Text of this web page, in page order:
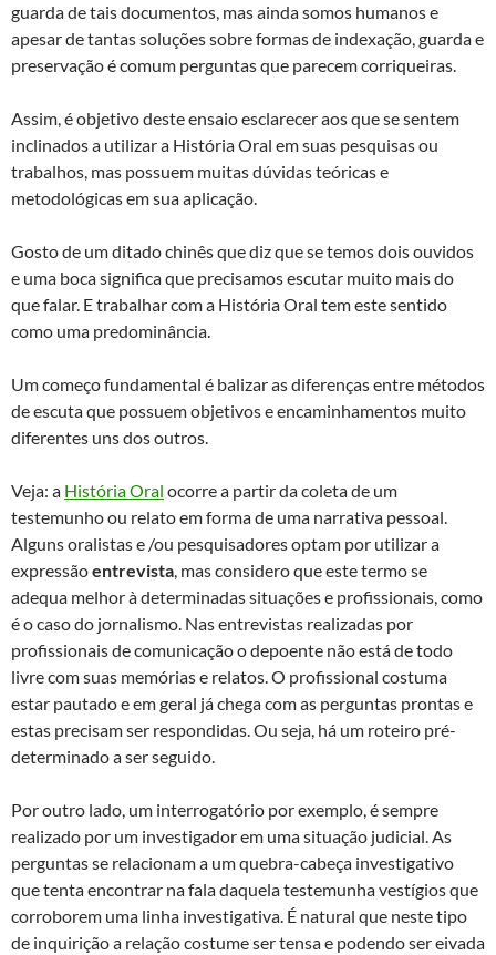
guarda de tais documentos, mas ainda somos humanos e
apesar de tantas soluções sobre formas de indexação, guarda e
preservação é comum perguntas que parecem corriqueiras.
Assim, é objetivo deste ensaio esclarecer aos que se sentem
inclinados a utilizar a História Oral em suas pesquisas ou
trabalhos, mas possuem muitas dúvidas teóricas e
metodológicas em sua aplicação.
Gosto de um ditado chinês que diz que se temos dois ouvidos
e uma boca significa que precisamos escutar muito mais do
que falar. E trabalhar com a História Oral tem este sentido
como uma predominância.
Um começo fundamental é balizar as diferenças entre métodos
de escuta que possuem objetivos e encaminhamentos muito
diferentes uns dos outros.
Veja: a História Oral ocorre a partir da coleta de um
testemunho ou relato em forma de uma narrativa pessoal.
Alguns oralistas e /ou pesquisadores optam por utilizar a
expressãoentrevista, mas considero que este termo se
adequa melhor à determinadas situações e profissionais, como
é o caso do jornalismo. Nas entrevistas realizadas por
profissionais de comunicação o depoente não está de todo
livre com suas memórias e relatos. O profissional costuma
estar pautado e em geral já chega com as perguntas prontas e
estas precisam ser respondidas. Ou seja, há um roteiro pré-
determinado a ser seguido.
Por outro lado, um interrogatório por exemplo, é sempre
realizado por um investigador em uma situação judicial. As
perguntas se relacionam a um quebra-cabeça investigativo
que tenta encontrar na fala daquela testemunha vestígios que
corroborem uma linha investigativa. É natural que neste tipo
de inquirição a relação costume ser tensa e podendo ser eivada